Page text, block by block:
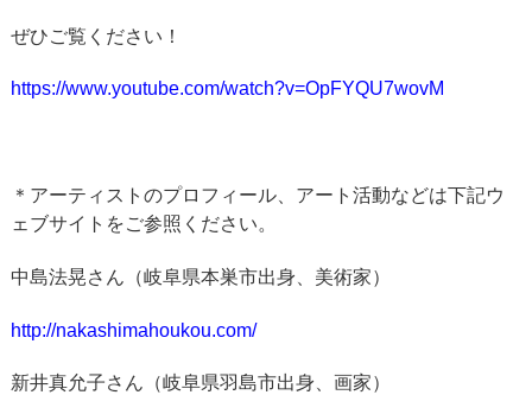
ぜひご覧ください！
https://www.youtube.com/watch?v=OpFYQU7wovM
＊アーティストのプロフィール、アート活動などは下記ウ
ェブサイトをご参照ください。
中島法晃さん（岐阜県本巣市出身、美術家）
http://nakashimahoukou.com/
新井真允子さん（岐阜県羽島市出身、画家）